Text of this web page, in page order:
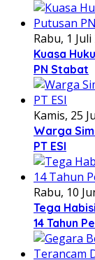
Rabu, 1 Juli
Kuasa
PN Stabat
Kamis, 25
Warga
PT ESI
Rabu, 10
Tega
14 Tahun